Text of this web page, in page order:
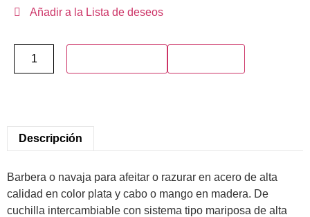
Añadir a la Lista de deseos
Descripción
Barbera o navaja para afeitar o razurar en acero de alta
calidad en color plata y cabo o mango en madera. De
cuchilla intercambiable con sistema tipo mariposa de alta